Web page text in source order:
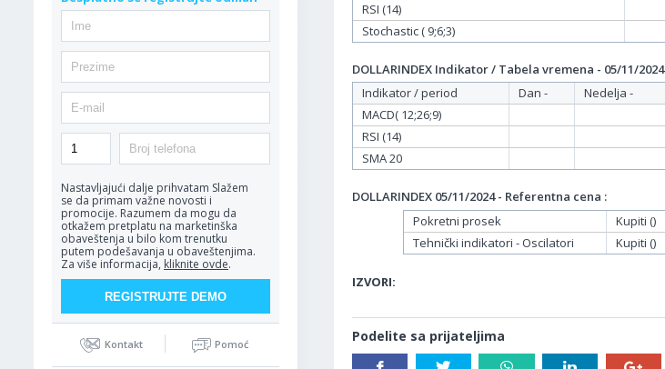
Nastavljajući dalje prihvatam Slažem
se da primam važne novosti i
promocije. Razumem da mogu da
otkažem pretplatu na marketinška
obaveštenja u bilo kom trenutku
putem podešavanja u obaveštenjima.
Za više informacija, kliknite ovde.
Kontakt Pomoć
RSI (14)
Stochastic ( 9;6;3)
DOLLARINDEX Indikator / Tabela vremena - 05/11/2024
Indikator / period
Dan - Nedelja -
MACD( 12;26;9)
RSI (14)
SMA 20
DOLLARINDEX 05/11/2024 - Referentna cena :
Pokretni prosek
Kupiti ()
Tehnički indikatori - Oscilatori
Kupiti ()
IZVORI:
Podelite sa prijateljima